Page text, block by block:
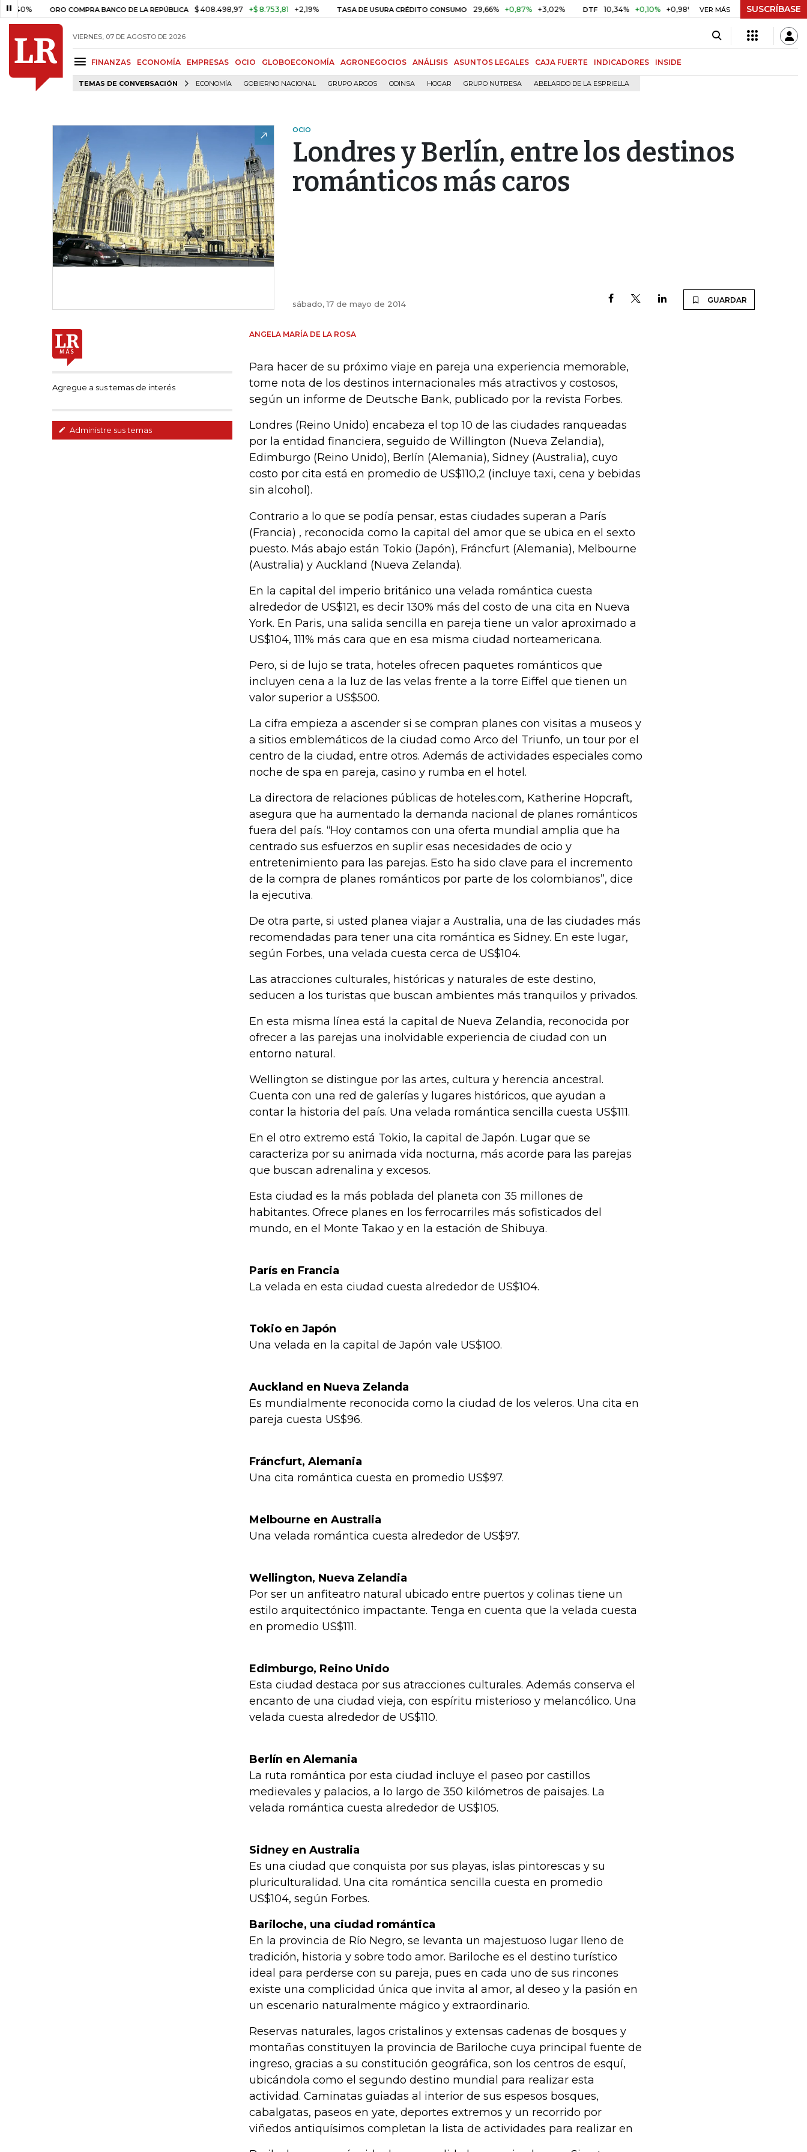
ORO COMPRA BANCO DE LA REPÚBLICA $ 408.498,97 +$ 8.753,81 +2,19% TASA DE USURA CRÉDITO CONSUMO 29,66% +0,87% +3,02% DTF 10,34% +0,10% +0,98% UVR $ 416,91 +$ 0,05 +0,01%
VER MÁS SUSCRÍBASE
VIERNES, 07 DE AGOSTO DE 2026
FINANZAS ECONOMÍA EMPRESAS OCIO GLOBOECONOMÍA AGRONEGOCIOS ANÁLISIS ASUNTOS LEGALES CAJA FUERTE INDICADORES INSIDE
TEMAS DE CONVERSACIÓN ECONOMÍA GOBIERNO NACIONAL GRUPO ARGOS ODINSA HOGAR GRUPO NUTRESA ABELARDO DE LA ESPRIELLA
OCIO
Londres y Berlín, entre los destinos
románticos más caros
sábado, 17 de mayo de 2014 GUARDAR
Agregue a sus temas de interés
Administre sus temas
ANGELA MARÍA DE LA ROSA
Para hacer de su próximo viaje en pareja una experiencia memorable,
tome nota de los destinos internacionales más atractivos y costosos,
según un informe de Deutsche Bank, publicado por la revista Forbes.
Londres (Reino Unido) encabeza el top 10 de las ciudades ranqueadas
por la entidad financiera, seguido de Willington (Nueva Zelandia),
Edimburgo (Reino Unido), Berlín (Alemania), Sidney (Australia), cuyo
costo por cita está en promedio de US$110,2 (incluye taxi, cena y bebidas
sin alcohol).
Contrario a lo que se podía pensar, estas ciudades superan a París
(Francia) , reconocida como la capital del amor que se ubica en el sexto
puesto. Más abajo están Tokio (Japón), Fráncfurt (Alemania), Melbourne
(Australia) y Auckland (Nueva Zelanda).
En la capital del imperio británico una velada romántica cuesta
alrededor de US$121, es decir 130% más del costo de una cita en Nueva
York. En Paris, una salida sencilla en pareja tiene un valor aproximado a
US$104, 111% más cara que en esa misma ciudad norteamericana.
Pero, si de lujo se trata, hoteles ofrecen paquetes románticos que
incluyen cena a la luz de las velas frente a la torre Eiffel que tienen un
valor superior a US$500.
La cifra empieza a ascender si se compran planes con visitas a museos y
a sitios emblemáticos de la ciudad como Arco del Triunfo, un tour por el
centro de la ciudad, entre otros. Además de actividades especiales como
noche de spa en pareja, casino y rumba en el hotel.
La directora de relaciones públicas de hoteles.com, Katherine Hopcraft,
asegura que ha aumentado la demanda nacional de planes románticos
fuera del país. “Hoy contamos con una oferta mundial amplia que ha
centrado sus esfuerzos en suplir esas necesidades de ocio y
entretenimiento para las parejas. Esto ha sido clave para el incremento
de la compra de planes románticos por parte de los colombianos”, dice
la ejecutiva.
De otra parte, si usted planea viajar a Australia, una de las ciudades más
recomendadas para tener una cita romántica es Sidney. En este lugar,
según Forbes, una velada cuesta cerca de US$104.
Las atracciones culturales, históricas y naturales de este destino,
seducen a los turistas que buscan ambientes más tranquilos y privados.
En esta misma línea está la capital de Nueva Zelandia, reconocida por
ofrecer a las parejas una inolvidable experiencia de ciudad con un
entorno natural.
Wellington se distingue por las artes, cultura y herencia ancestral.
Cuenta con una red de galerías y lugares históricos, que ayudan a
contar la historia del país. Una velada romántica sencilla cuesta US$111.
En el otro extremo está Tokio, la capital de Japón. Lugar que se
caracteriza por su animada vida nocturna, más acorde para las parejas
que buscan adrenalina y excesos.
Esta ciudad es la más poblada del planeta con 35 millones de
habitantes. Ofrece planes en los ferrocarriles más sofisticados del
mundo, en el Monte Takao y en la estación de Shibuya.
París en Francia
La velada en esta ciudad cuesta alrededor de US$104.
Tokio en Japón
Una velada en la capital de Japón vale US$100.
Auckland en Nueva Zelanda
Es mundialmente reconocida como la ciudad de los veleros. Una cita en
pareja cuesta US$96.
Fráncfurt, Alemania
Una cita romántica cuesta en promedio US$97.
Melbourne en Australia
Una velada romántica cuesta alrededor de US$97.
Wellington, Nueva Zelandia
Por ser un anfiteatro natural ubicado entre puertos y colinas tiene un
estilo arquitectónico impactante. Tenga en cuenta que la velada cuesta
en promedio US$111.
Edimburgo, Reino Unido
Esta ciudad destaca por sus atracciones culturales. Además conserva el
encanto de una ciudad vieja, con espíritu misterioso y melancólico. Una
velada cuesta alrededor de US$110.
Berlín en Alemania
La ruta romántica por esta ciudad incluye el paseo por castillos
medievales y palacios, a lo largo de 350 kilómetros de paisajes. La
velada romántica cuesta alrededor de US$105.
Sidney en Australia
Es una ciudad que conquista por sus playas, islas pintorescas y su
pluriculturalidad. Una cita romántica sencilla cuesta en promedio
US$104, según Forbes.
Bariloche, una ciudad romántica
En la provincia de Río Negro, se levanta un majestuoso lugar lleno de
tradición, historia y sobre todo amor. Bariloche es el destino turístico
ideal para perderse con su pareja, pues en cada uno de sus rincones
existe una complicidad única que invita al amor, al deseo y la pasión en
un escenario naturalmente mágico y extraordinario.
Reservas naturales, lagos cristalinos y extensas cadenas de bosques y
montañas constituyen la provincia de Bariloche cuya principal fuente de
ingreso, gracias a su constitución geográfica, son los centros de esquí,
ubicándola como el segundo destino mundial para realizar esta
actividad. Caminatas guiadas al interior de sus espesos bosques,
cabalgatas, paseos en yate, deportes extremos y un recorrido por
viñedos antiquísimos completan la lista de actividades para realizar en